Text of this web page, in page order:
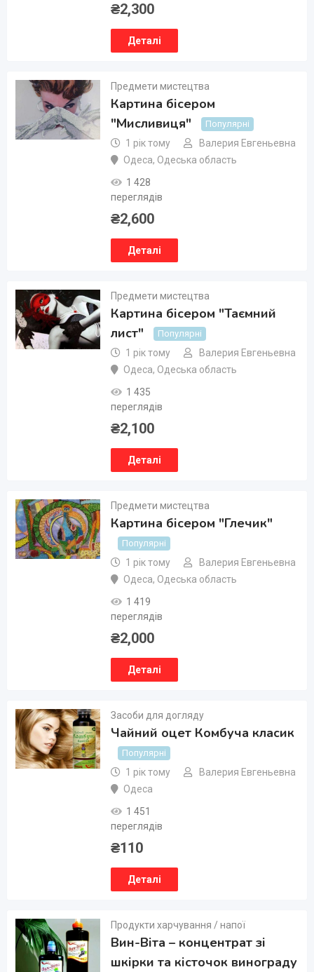
₴2,300
Деталі
Предмети мистецтва
Картина бісером
"Мисливиця"
Популярні
1 рік тому
Валерия Евгеньевна
Одеса, Одеська область
1 428
переглядів
₴2,600
Деталі
Предмети мистецтва
Картина бісером "Таємний
лист"
Популярні
1 рік тому
Валерия Евгеньевна
Одеса, Одеська область
1 435
переглядів
₴2,100
Деталі
Предмети мистецтва
Картина бісером "Глечик"
Популярні
1 рік тому
Валерия Евгеньевна
Одеса, Одеська область
1 419
переглядів
₴2,000
Деталі
Засоби для догляду
Чайний оцет Комбуча класик
Популярні
1 рік тому
Валерия Евгеньевна
Одеса
1 451
переглядів
₴110
Деталі
Продукти харчування / напої
Вин-Віта – концентрат зі
шкірки та кісточок винограду